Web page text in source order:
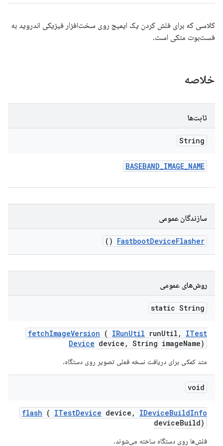
کلاسی که برای فلش کردن یک ایمیج روی سخت‌افزار فیزیکی اندروید به
فست‌بوت متکی است.
خلاصه
ثابت‌ها
String
BASEBAND_IMAGE_NAME
سازندگان عمومی
FastbootDeviceFlasher
()
روش‌های عمومی
static String
fetchImageVersion ( IRunUtil runUtil ,
ITest
Device device , String imageName)
متد کمکی برای دریافت نسخه فعلی تصویر روی دستگاه.
void
flash ( ITestDevice device , IDeviceBuildInfo
deviceBuild)
فلش‌ها روی دستگاه ساخته می‌شوند.